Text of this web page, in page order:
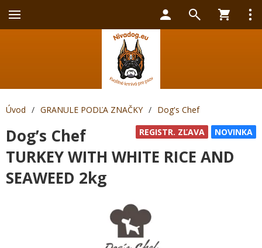
Úvod / GRANULE PODĽA ZNAČKY / Dog's Chef
NOVINKA
REGISTR. ZĽAVA
Dog’s Chef
TURKEY WITH WHITE RICE AND
SEAWEED 2kg